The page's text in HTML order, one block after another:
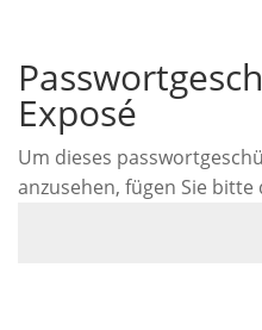
Exposé
Um dieses
anzusehen, fügen Sie